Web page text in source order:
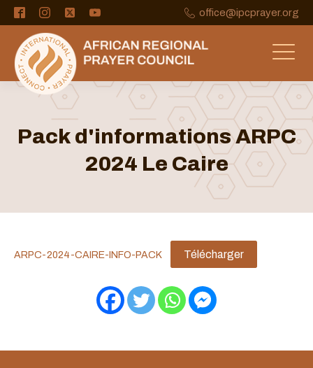
office@ipcprayer.org
Pack d'informations ARPC
2024 Le Caire
ARPC-2024-CAIRE-INFO-PACK Télécharger